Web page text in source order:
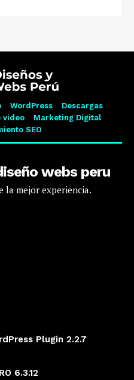
WordPress
Descargas
video
Marketing Digital
SEO
webs peru
la mejor experiencia.
Plugin 2.2.7
6.3.12